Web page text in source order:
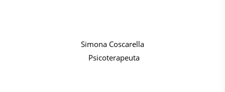
Simona Coscarella
Psicoterapeuta